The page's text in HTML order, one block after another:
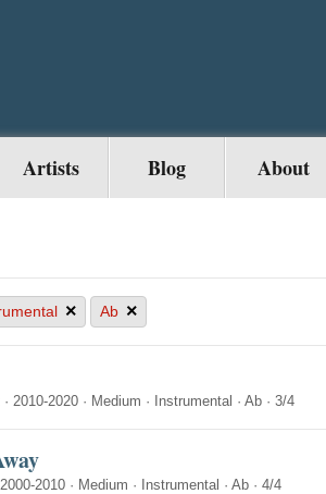
Artists Blog About
× Ab ×
· 2010-2020 · Medium · Instrumental · Ab · 3/4
2000-2010 · Medium · Instrumental · Ab · 4/4